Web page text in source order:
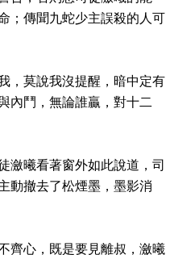
；傳聞九蛇少主誤殺的人可
，莫說我沒提醒，暗中定有
內鬥，無論誰贏，對十二
瀲曦看著窗外如此說道，司
動撤去了松煙墨，墨影消
齊心，既是要見離叔，瀲曦